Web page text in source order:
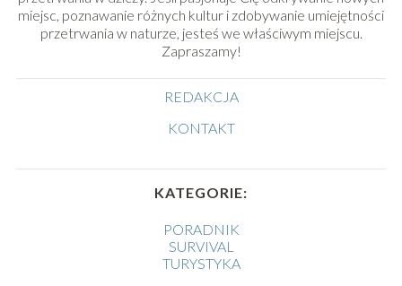
miejsc, poznawanie różnych kultur i zdobywanie umiejętności
przetrwania w naturze, jesteś we właściwym miejscu.
Zapraszamy!
REDAKCJA
KONTAKT
KATEGORIE:
PORADNIK
SURVIVAL
TURYSTYKA